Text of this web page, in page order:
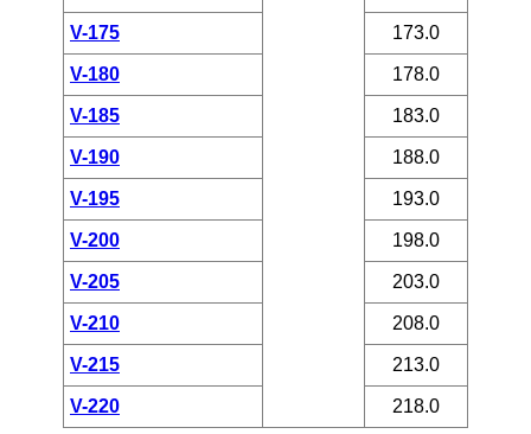
V-175 173.0
V-180 178.0
V-185 183.0
V-190 188.0
V-195 193.0
V-200 198.0
V-205 203.0
V-210 208.0
V-215 213.0
V-220 218.0